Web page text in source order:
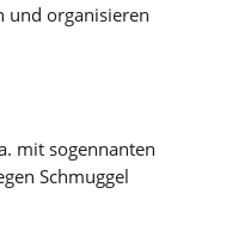
und organisieren
mit sogennanten
Schmuggel